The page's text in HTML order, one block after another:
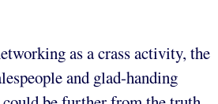
as a crass activity, the
and glad-handing